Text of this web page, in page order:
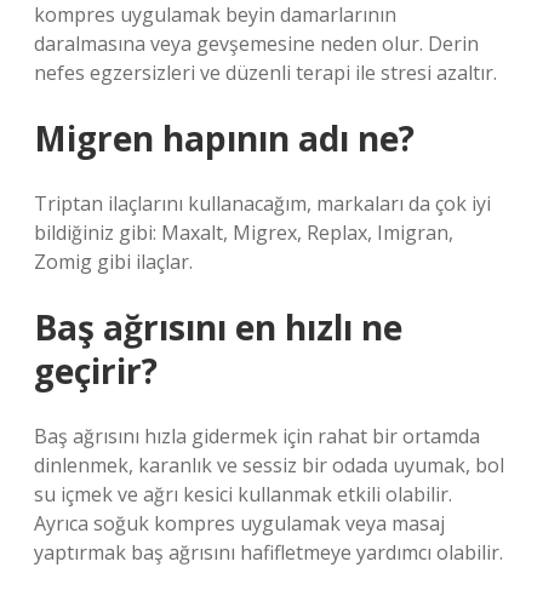
kompres uygulamak beyin damarlarının
daralmasına veya gevşemesine neden olur. Derin
nefes egzersizleri ve düzenli terapi ile stresi azaltır.
Migren hapının adı ne?
Triptan ilaçlarını kullanacağım, markaları da çok iyi
bildiğiniz gibi: Maxalt, Migrex, Replax, Imigran,
Zomig gibi ilaçlar.
Baş ağrısını en hızlı ne
geçirir?
Baş ağrısını hızla gidermek için rahat bir ortamda
dinlenmek, karanlık ve sessiz bir odada uyumak, bol
su içmek ve ağrı kesici kullanmak etkili olabilir.
Ayrıca soğuk kompres uygulamak veya masaj
yaptırmak baş ağrısını hafifletmeye yardımcı olabilir.